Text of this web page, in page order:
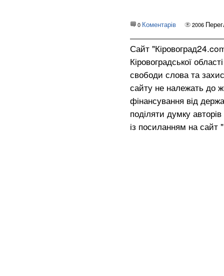
0 Коментарів 2006
Сайт
Кіровоградської
свободи слова та
сайту не належать до
фінансування від
поділяти думку
із посиланням на сайт